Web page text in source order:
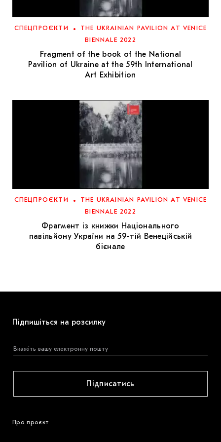
МАРІУПОЛЬСЬКІ МАРГІНАЛІЇ
ДОСЛІДНИЦЬКА ПЛАТФОРМА
CARPATHIAN CULT ПРО РІЗДВЯНІ СВЯТА
СПЕЦПРОЄКТИ
THE UKRAINIAN PAVILION AT VENICE
BIENNALE 2022
Fragment of the book of the National
Pavilion of Ukraine at the 59th International
Art Exhibition
СПЕЦПРОЄКТИ
THE UKRAINIAN PAVILION AT VENICE
BIENNALE 2022
Фрагмент із книжки Національного
павільйону України на 59-тій Венеційській
бієнале
Підпишіться на розсилку
Підписатись
Про проєкт